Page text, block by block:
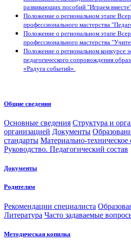
развивающих пособий "Играем
Положение о региональном этапе
профессионального мастерства
Положение о региональном этапе
профессионального мастерства
Положение о региональном конкурсе
педагогического сопровождения
«Радуга событий».
Общие сведения
Основные сведения Структура и
организацией Документы
стандарты Материально-техническое
Руководство. Педагогический состав
Документы
Родителям
Рекомендации специалиста
Литература Часто задаваемые
Методическая копилка